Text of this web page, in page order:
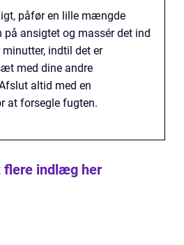
påfør en lille mængde
på ansigtet og massér det ind
indtil det er
med dine andre
altid med en
at forsegle fugten.
indlæg her